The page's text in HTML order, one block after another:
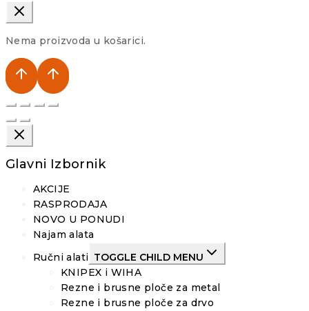
Nema proizvoda u košarici.
Glavni Izbornik
AKCIJE
RASPRODAJA
NOVO U PONUDI
Najam alata
Ručni alati TOGGLE CHILD MENU
KNIPEX i WIHA
Rezne i brusne ploče za metal
Rezne i brusne ploče za drvo